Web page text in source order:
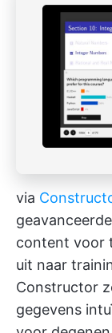
via
content voor
uit naar
Constructor
gegevens